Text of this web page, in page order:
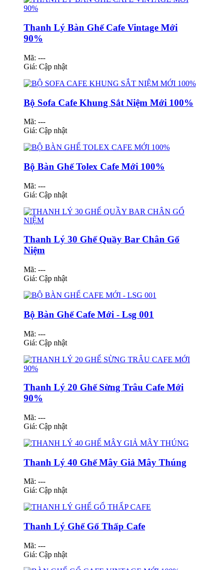
Thanh Lý Bàn Ghế Cafe Vintage Mới
90%
Mã: ---
Giá: Cập nhật
Bộ Sofa Cafe Khung Sắt Niệm Mới 100%
Mã: ---
Giá: Cập nhật
Bộ Bàn Ghế Tolex Cafe Mới 100%
Mã: ---
Giá: Cập nhật
Thanh Lý 30 Ghế Quầy Bar Chân Gổ
Niệm
Mã: ---
Giá: Cập nhật
Bộ Bàn Ghế Cafe Mới - Lsg 001
Mã: ---
Giá: Cập nhật
Thanh Lý 20 Ghế Sừng Trâu Cafe Mới
90%
Mã: ---
Giá: Cập nhật
Thanh Lý 40 Ghế Mây Giả Mây Thúng
Mã: ---
Giá: Cập nhật
Thanh Lý Ghế Gổ Thấp Cafe
Mã: ---
Giá: Cập nhật